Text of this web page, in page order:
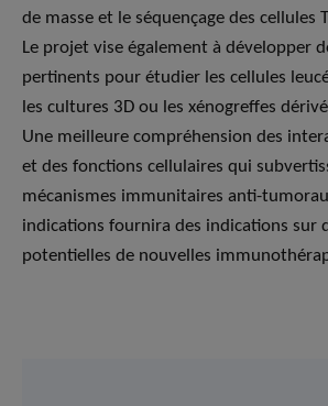
de masse et le séquençage des cellules
Le projet vise également à développer
pertinents pour étudier les cellules
les cultures 3D ou les xénogreffes
Une meilleure compréhension des
et des fonctions cellulaires qui
mécanismes immunitaires anti-
indications fournira des indications sur
potentielles de nouvelles